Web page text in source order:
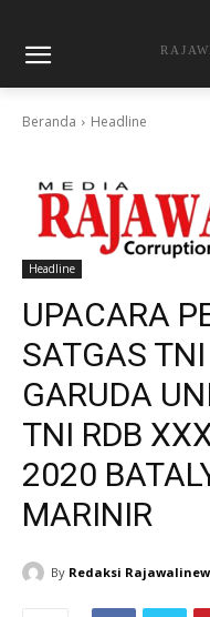
Beranda Headline
Headline
UPACARA
SATGAS
GARUDA
TNI RDB
2020
MARINIR
By Redaksi